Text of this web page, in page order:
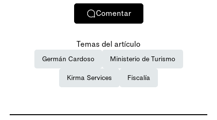
Comentar
Temas del artículo
Germán Cardoso Ministerio de Turismo
Kirma Services Fiscalía